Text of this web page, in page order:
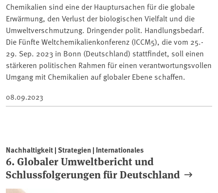
Chemikalien sind eine der Hauptursachen für die globale
Erwärmung, den Verlust der biologischen Vielfalt und die
Umweltverschmutzung. Dringender polit. Handlungsbedarf.
Die Fünfte Weltchemikalienkonferenz (ICCM5), die vom 25.-
29. Sep. 2023 in Bonn (Deutschland) stattfindet, soll einen
stärkeren politischen Rahmen für einen verantwortungsvollen
Umgang mit Chemikalien auf globaler Ebene schaffen.
08.09.2023
Nachhaltigkeit | Strategien | Internationales
6. Globaler Umweltbericht und
Schlussfolgerungen für Deutschland